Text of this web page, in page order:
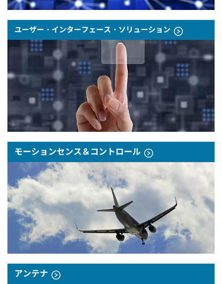
ユーザー・インターフェース・ソリューション
モーションセンス＆コントロール
アンテナ